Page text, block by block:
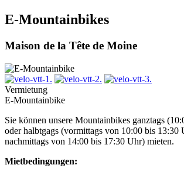
E-Mountainbikes
Maison de la Tête de Moine
Vermietung
E-Mountainbike
Sie können unsere Mountainbikes ganztags
oder halbtgags (vormittags von 10:00 bis 13:30
nachmittags von 14:00 bis 17:30 Uhr) mieten.
Mietbedingungen: